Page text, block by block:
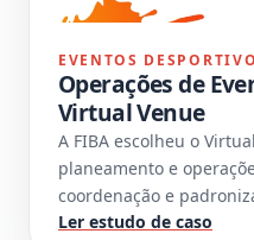
EVENTOS
Operações de
Virtual Venue
A FIBA escolheu o
planeamento e
coordenação e
Ler estudo de caso